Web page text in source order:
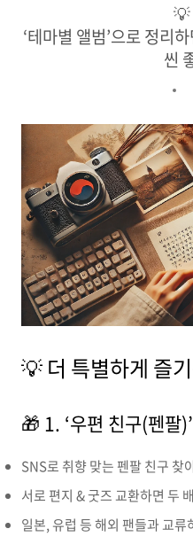
💡
‘테마별 앨범’으로 정리
씬
💡 더 특별하게 즐
🎁 1. ‘우편 친구(펜팔
SNS로 취향 맞는 펜팔 친구 찾
서로 편지 & 굿즈 교환하면 두
일본, 유럽 등 해외 팬들과 교